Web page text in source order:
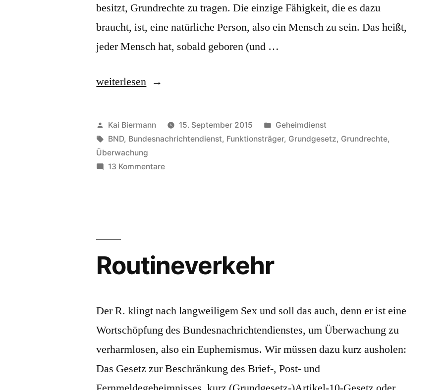
besitzt, Grundrechte zu tragen. Die einzige Fähigkeit, die es dazu
braucht, ist, eine natürliche Person, also ein Mensch zu sein. Das heißt,
jeder Mensch hat, sobald geboren (und …
„Grundrechtsträger“
weiterlesen
Veröffentlicht
von
Kai Biermann 15. September 2015
Veröffentlicht
in
Geheimdienst
Schlagwörter:
BND, Bundesnachrichtendienst, Funktionsträger, Grundgesetz, Grundrechte,
Überwachung
13 Kommentarezu
Routineverkehr
Der R. klingt nach langweiligem Sex und soll das auch, denn er ist eine
Wortschöpfung des Bundesnachrichtendienstes, um Überwachung zu
verharmlosen, also ein Euphemismus. Wir müssen dazu kurz ausholen:
Das Gesetz zur Beschränkung des Brief-, Post- und